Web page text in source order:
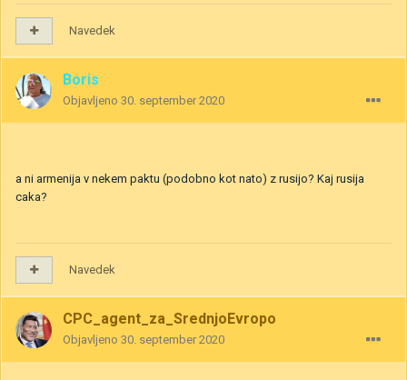
Navedek
Boris
Objavljeno 30. september 2020
a ni armenija v nekem paktu (podobno kot nato) z rusijo? Kaj rusija
caka?
Navedek
CPC_agent_za_SrednjoEvropo
Objavljeno 30. september 2020